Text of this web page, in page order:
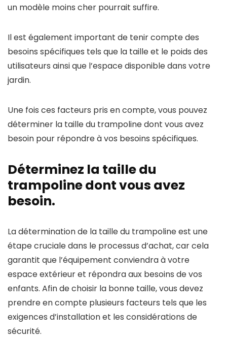
un modèle moins cher pourrait suffire.
Il est également important de tenir compte des
besoins spécifiques tels que la taille et le poids des
utilisateurs ainsi que l’espace disponible dans votre
jardin.
Une fois ces facteurs pris en compte, vous pouvez
déterminer la taille du trampoline dont vous avez
besoin pour répondre à vos besoins spécifiques.
Déterminez la taille du
trampoline dont vous avez
besoin.
La détermination de la taille du trampoline est une
étape cruciale dans le processus d’achat, car cela
garantit que l’équipement conviendra à votre
espace extérieur et répondra aux besoins de vos
enfants. Afin de choisir la bonne taille, vous devez
prendre en compte plusieurs facteurs tels que les
exigences d’installation et les considérations de
sécurité.